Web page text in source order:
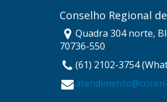
Conselho Regional
Quadra 304 norte,
70736-550
(61) 2102-3754